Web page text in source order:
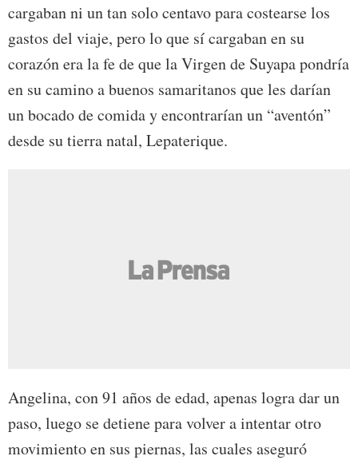
cargaban ni un tan solo centavo para costearse los
gastos del viaje, pero lo que sí cargaban en su
corazón era la fe de que la Virgen de Suyapa pondría
en su camino a buenos samaritanos que les darían
un bocado de comida y encontrarían un “aventón”
desde su tierra natal, Lepaterique.
Angelina, con 91 años de edad, apenas logra dar un
paso, luego se detiene para volver a intentar otro
movimiento en sus piernas, las cuales aseguró